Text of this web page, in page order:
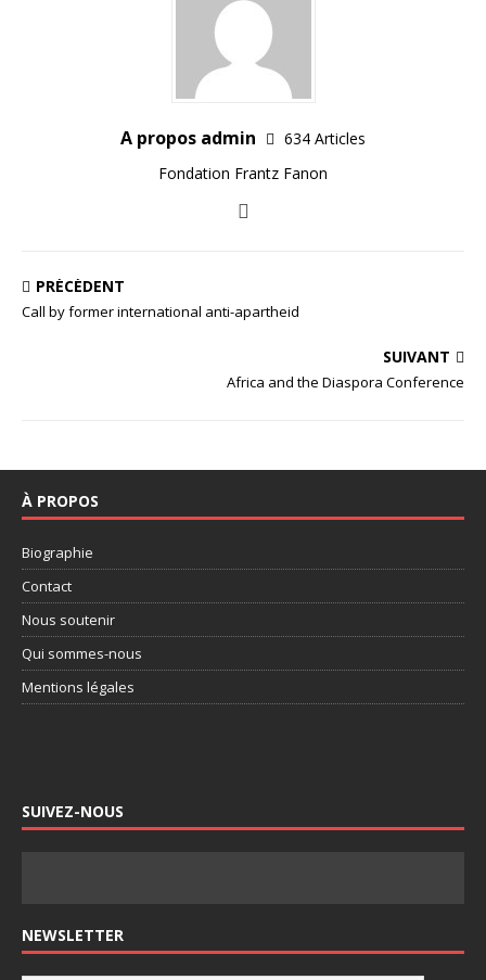
A propos admin
634 Articles
Fondation Frantz Fanon
PRÉCÉDENT
Call by former international anti-apartheid
SUIVANT
Africa and the Diaspora Conference
À PROPOS
Biographie
Contact
Nous soutenir
Qui sommes-nous
Mentions légales
SUIVEZ-NOUS
NEWSLETTER